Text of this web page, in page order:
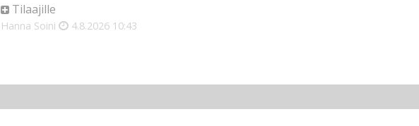
Tilaajille
Hanna Soini 4.8.2026 10:43